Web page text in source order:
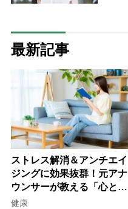
最新記事
ストレス解消＆アンチエイ
ジングに効果抜群！元アナ
ウンサーが教える「心と体
を元気にする音読の習慣」
健康